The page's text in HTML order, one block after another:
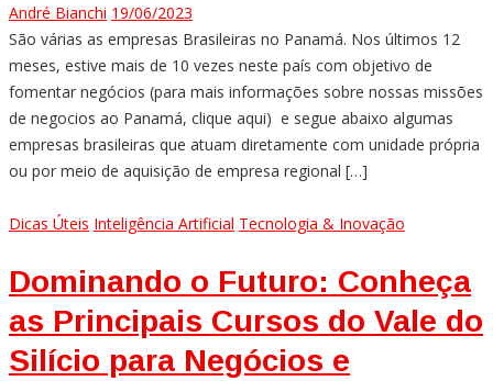
André Bianchi 19/06/2023
São várias as empresas Brasileiras no Panamá. Nos últimos 12
meses, estive mais de 10 vezes neste país com objetivo de
fomentar negócios (para mais informações sobre nossas missões
de negocios ao Panamá, clique aqui) e segue abaixo algumas
empresas brasileiras que atuam diretamente com unidade própria
ou por meio de aquisição de empresa regional […]
Dicas Úteis Inteligência Artificial Tecnologia & Inovação
Dominando o Futuro: Conheça
as Principais Cursos do Vale do
Silício para Negócios e